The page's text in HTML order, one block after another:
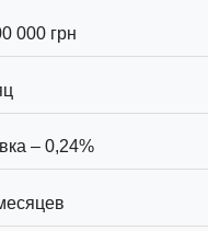
000 грн
– 0,24%